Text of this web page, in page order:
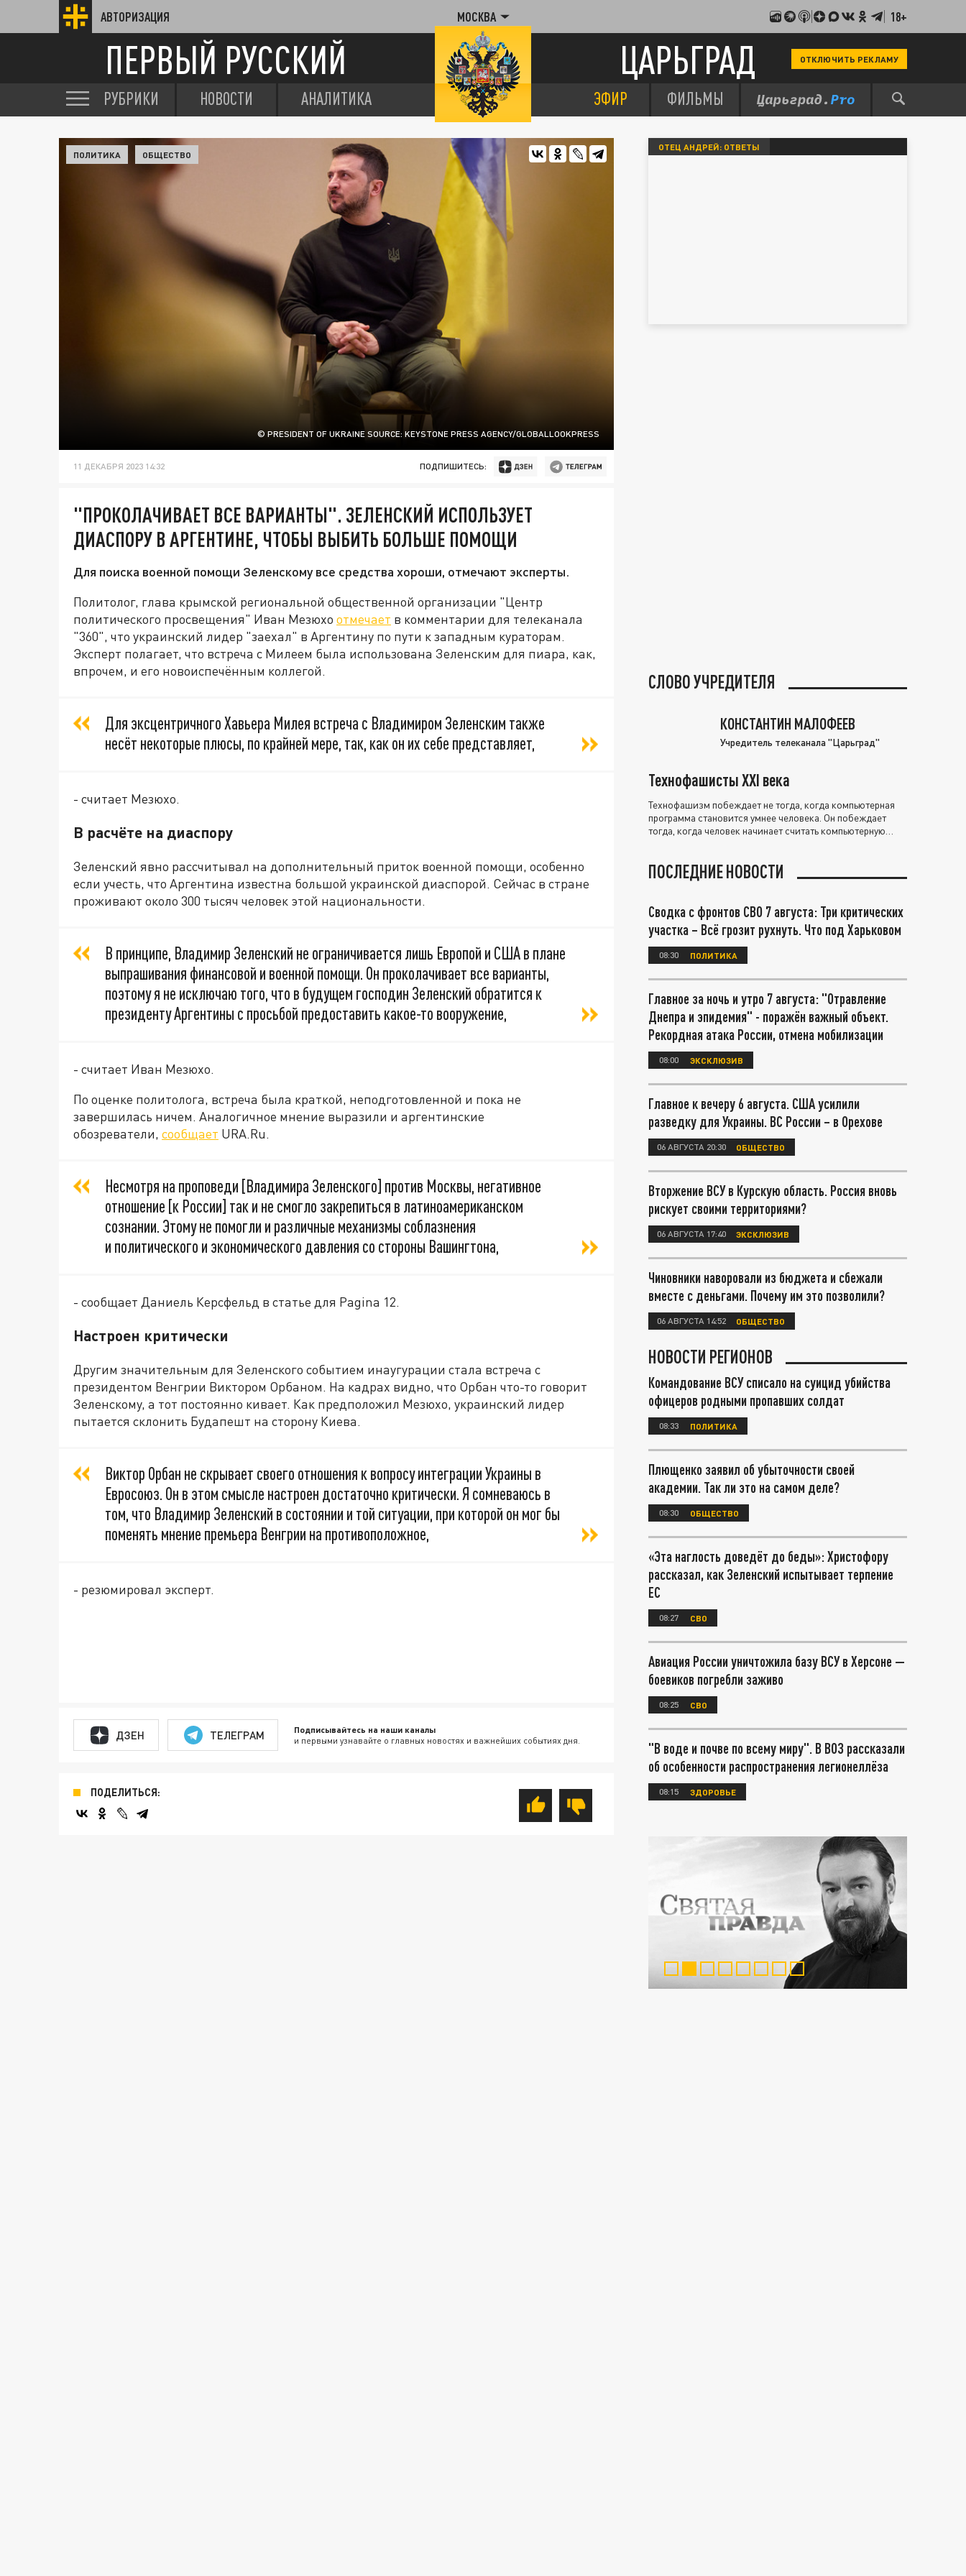
АВТОРИЗАЦИЯ МОСКВА 18+
ПЕРВЫЙ РУССКИЙ ЦАРЬГРАД ОТКЛЮЧИТЬ РЕКЛАМУ
РУБРИКИ НОВОСТИ АНАЛИТИКА ЭФИР ФИЛЬМЫ
© PRESIDENT OF UKRAINE SOURCE: KEYSTONE PRESS AGENCY/GLOBALLOOKPRESS
ПОЛИТИКА ОБЩЕСТВО
11 ДЕКАБРЯ 2023 14:32 ПОДПИШИТЕСЬ:
"ПРОКОЛАЧИВАЕТ ВСЕ ВАРИАНТЫ". ЗЕЛЕНСКИЙ ИСПОЛЬЗУЕТ
ДИАСПОРУ В АРГЕНТИНЕ, ЧТОБЫ ВЫБИТЬ БОЛЬШЕ ПОМОЩИ
Для поиска военной помощи Зеленскому все средства хороши, отмечают эксперты.
Политолог, глава крымской региональной общественной организации "Центр
политического просвещения" Иван Мезюхо отмечает в комментарии для телеканала
"360", что украинский лидер "заехал" в Аргентину по пути к западным кураторам.
Эксперт полагает, что встреча с Милеем была использована Зеленским для пиара, как,
впрочем, и его новоиспечённым коллегой.
Для эксцентричного Хавьера Милея встреча с Владимиром Зеленским также
несёт некоторые плюсы, по крайней мере, так, как он их себе представляет,
- считает Мезюхо.
В расчёте на диаспору
Зеленский явно рассчитывал на дополнительный приток военной помощи, особенно
если учесть, что Аргентина известна большой украинской диаспорой. Сейчас в стране
проживают около 300 тысяч человек этой национальности.
В принципе, Владимир Зеленский не ограничивается лишь Европой и США в плане
выпрашивания финансовой и военной помощи. Он проколачивает все варианты,
поэтому я не исключаю того, что в будущем господин Зеленский обратится к
президенту Аргентины с просьбой предоставить какое-то вооружение,
- считает Иван Мезюхо.
По оценке политолога, встреча была краткой, неподготовленной и пока не
завершилась ничем. Аналогичное мнение выразили и аргентинские
обозреватели, сообщает URA.Ru.
Несмотря на проповеди [Владимира Зеленского] против Москвы, негативное
отношение [к России] так и не смогло закрепиться в латиноамериканском
сознании. Этому не помогли и различные механизмы соблазнения
и политического и экономического давления со стороны Вашингтона,
- сообщает Даниель Керсфельд в статье для Pagina 12.
Настроен критически
Другим значительным для Зеленского событием инаугурации стала встреча с
президентом Венгрии Виктором Орбаном. На кадрах видно, что Орбан что-то говорит
Зеленскому, а тот постоянно кивает. Как предположил Мезюхо, украинский лидер
пытается склонить Будапешт на сторону Киева.
Виктор Орбан не скрывает своего отношения к вопросу интеграции Украины в
Евросоюз. Он в этом смысле настроен достаточно критически. Я сомневаюсь в
том, что Владимир Зеленский в состоянии и той ситуации, при которой он мог бы
поменять мнение премьера Венгрии на противоположное,
- резюмировал эксперт.
ДЗЕН ТЕЛЕГРАМ Подписывайтесь на наши каналы
и первыми узнавайте о главных новостях и важнейших событиях дня.
ПОДЕЛИТЬСЯ:
ОТЕЦ АНДРЕЙ: ОТВЕТЫ
СЛОВО УЧРЕДИТЕЛЯ
КОНСТАНТИН МАЛОФЕЕВ
Учредитель телеканала "Царьград"
Технофашисты XXI века
Технофашизм побеждает не тогда, когда компьютерная
программа становится умнее человека. Он побеждает
тогда, когда человек начинает считать компьютерную
ПОСЛЕДНИЕ НОВОСТИ
Сводка с фронтов СВО 7 августа: Три критических
участка – Всё грозит рухнуть. Что под Харьковом
08:30 ПОЛИТИКА
Главное за ночь и утро 7 августа: "Отравление
Днепра и эпидемия" - поражён важный объект.
Рекордная атака России, отмена мобилизации
08:00 ЭКСКЛЮЗИВ
Главное к вечеру 6 августа. США усилили
разведку для Украины. ВС России – в Орехове
06 АВГУСТА 20:30 ОБЩЕСТВО
Вторжение ВСУ в Курскую область. Россия вновь
рискует своими территориями?
06 АВГУСТА 17:40 ЭКСКЛЮЗИВ
Чиновники наворовали из бюджета и сбежали
вместе с деньгами. Почему им это позволили?
06 АВГУСТА 14:52 ОБЩЕСТВО
НОВОСТИ РЕГИОНОВ
Командование ВСУ списало на суицид убийства
офицеров родными пропавших солдат
08:33 ПОЛИТИКА
Плющенко заявил об убыточности своей
академии. Так ли это на самом деле?
08:30 ОБЩЕСТВО
«Эта наглость доведёт до беды»: Христофору
рассказал, как Зеленский испытывает терпение
ЕС
08:27 СВО
Авиация России уничтожила базу ВСУ в Херсоне —
боевиков погребли заживо
08:25 СВО
"В воде и почве по всему миру". В ВОЗ рассказали
об особенности распространения легионеллёза
08:15 ЗДОРОВЬЕ